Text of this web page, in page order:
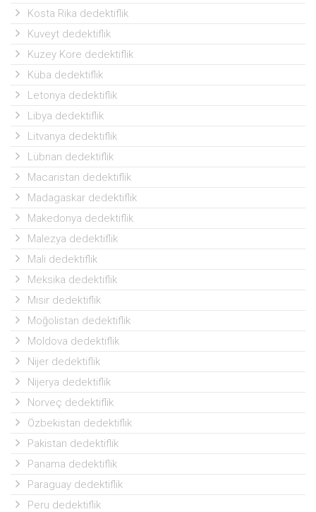
Kosta Rika dedektiflik
Kuveyt dedektiflik
Kuzey Kore dedektiflik
Küba dedektiflik
Letonya dedektiflik
Libya dedektiflik
Litvanya dedektiflik
Lübnan dedektiflik
Macaristan dedektiflik
Madagaskar dedektiflik
Makedonya dedektiflik
Malezya dedektiflik
Mali dedektiflik
Meksika dedektiflik
Mısır dedektiflik
Moğolistan dedektiflik
Moldova dedektiflik
Nijer dedektiflik
Nijerya dedektiflik
Norveç dedektiflik
Özbekistan dedektiflik
Pakistan dedektiflik
Panama dedektiflik
Paraguay dedektiflik
Peru dedektiflik